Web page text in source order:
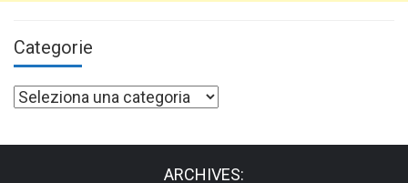
Categorie
Categorie
ARCHIVES: